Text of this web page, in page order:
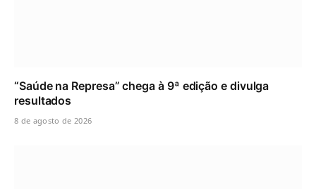
“Saúde na Represa” chega à 9ª edição e divulga
resultados
8 de agosto de 2026